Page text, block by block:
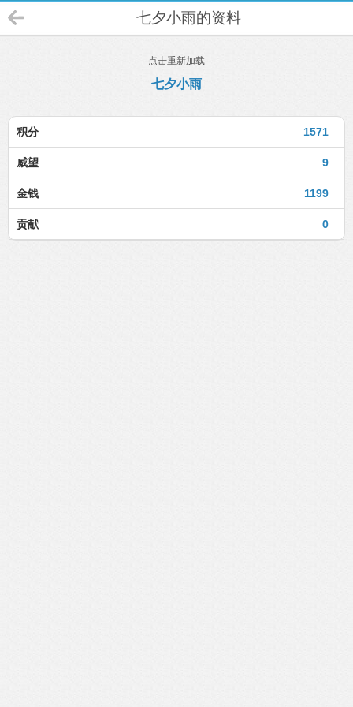
七夕小雨的资料
点击重新加载
七夕小雨
1571
积分
9
威望
1199
金钱
0
贡献